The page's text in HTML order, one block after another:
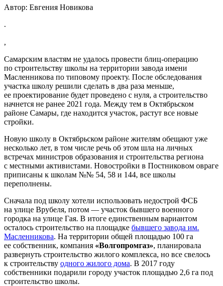
Автор: Евгения Новикова
.
,
Самарским властям не удалось провести блиц-операцию
по строительству школы на территории завода имени
Масленникова по типовому проекту. После обследования
участка школу решили сделать в два раза меньше,
ее проектирование будет проведено с нуля, а строительство
начнется не ранее 2021 года. Между тем в Октябрьском
районе Самары, где находится участок, растут все новые
стройки.
Новую школу в Октябрьском районе жителям обещают уже
несколько лет, в том числе речь об этом шла на личных
встречах министров образования и строительства региона
с местными активистами. Новостройки в Постниковом овраге
приписаны к школам №№ 54, 58 и 144, все школы
переполнены.
Сначала под школу хотели использовать недострой ФСБ
на улице Врубеля, потом — участок бывшего военного
городка на улице Гая. В итоге единственным вариантом
осталось строительство на площадке бывшего завода им.
Масленникова. На территории общей площадью 100 га
ее собственник, компания «Волгопромгаз», планировала
развернуть строительство жилого комплекса, но все свелось
к строительству одного жилого дома. В 2017 году
собственники подарили городу участок площадью 2,6 га под
строительство школы.